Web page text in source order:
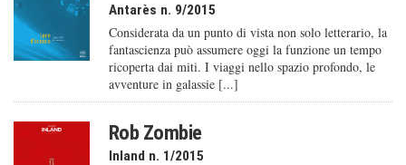
Antarès n. 9/2015
Considerata da un punto di vista non solo letterario, la
fantascienza può assumere oggi la funzione un tempo
ricoperta dai miti. I viaggi nello spazio profondo, le
avventure in galassie [...]
Rob Zombie
Inland n. 1/2015